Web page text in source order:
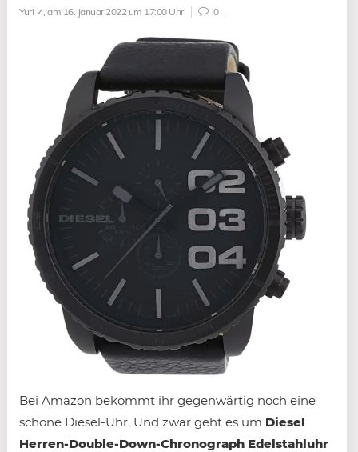
Yuri ✓, am 16. Januar 2022 um 17:00 Uhr 0
Bei Amazon bekommt ihr gegenwärtig noch eine
schöne Diesel-Uhr. Und zwar geht es um Diesel
Herren-Double-Down-Chronograph Edelstahluhr